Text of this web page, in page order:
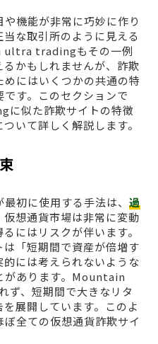
機能が非常に巧妙に作り
な取引所のように見える
ultra tradingもその一例
かもしれませんが、詐欺
にはいくつかの共通の特
す。このセクションで
似た詐欺サイトの特徴
いて詳しく解説します。
初に使用する手法は、 過
仮想通貨市場は非常に変動
にはリスクが伴います。
「短期間で資産が倍増す
には考えられないような
があります。Mountain
、短期間で大きなリタ
展開しています。このよ
全ての仮想通貨詐欺サイ